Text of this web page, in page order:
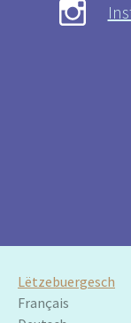
Lëtzebuergesch
Français